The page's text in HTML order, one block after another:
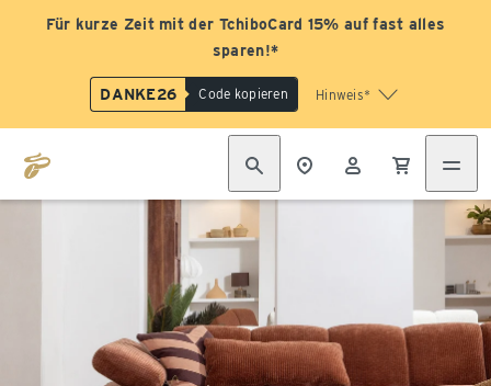
Für kurze Zeit mit der TchiboCard 15% auf fast alles
sparen!*
DANKE26 Code kopieren Hinweis*